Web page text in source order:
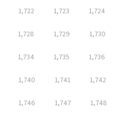
1,722 1,723 1,724
1,728 1,729 1,730
1,734 1,735 1,736
1,740 1,741 1,742
1,746 1,747 1,748